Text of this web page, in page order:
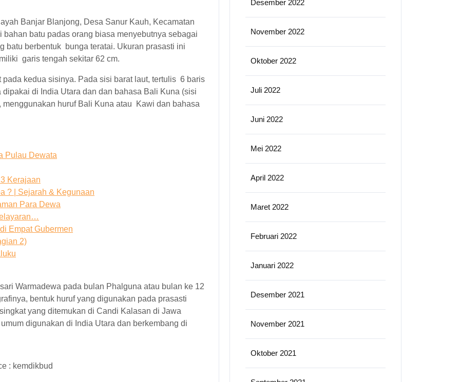
Banjar Blanjong, Desa Sanur Kauh, Kecamatan
batu padas orang biasa menyebutnya sebagai
batu berbentuk bunga teratai. Ukuran prasasti ini
garis tengah sekitar 62 cm.
kedua sisinya. Pada sisi barat laut, tertulis 6 baris
di India Utara dan dan bahasa Bali Kuna (sisi
huruf Bali Kuna atau Kawi dan bahasa
Pulau Dewata
Kerajaan
? | Sejarah & Kegunaan
Para Dewa
Empat Gubermen
2)
Warmadewa pada bulan Phalguna atau bulan ke 12
bentuk huruf yang digunakan pada prasasti
yang ditemukan di Candi Kalasan di Jawa
digunakan di India Utara dan berkembang di
: kemdikbud
Desember 2022
November 2022
Oktober 2022
Juli 2022
Juni 2022
Mei 2022
April 2022
Maret 2022
Februari 2022
Januari 2022
Desember 2021
November 2021
Oktober 2021